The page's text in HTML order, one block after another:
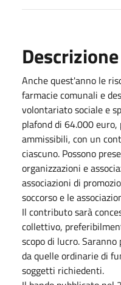
Descrizione
Anche quest'anno le
farmacie comunali e
volontariato sociale e
plafond di 64.000
ammissibili, con un
ciascuno. Possono
organizzazioni e
associazioni di
soccorso e le
Il contributo sarà
collettivo,
scopo di lucro.
da quelle ordinarie di
soggetti richiedenti.